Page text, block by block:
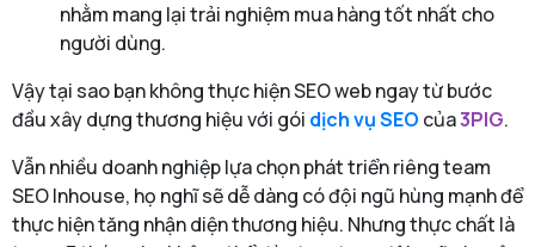
nhằm mang lại trải nghiệm mua hàng tốt nhất cho
người dùng.
Vậy tại sao bạn không thực hiện SEO web ngay từ bước
đầu xây dựng thương hiệu với gói dịch vụ SEO của3PIG.
Vẫn nhiều doanh nghiệp lựa chọn phát triển riêng team
SEO Inhouse, họ nghĩ sẽ dễ dàng có đội ngũ hùng mạnh để
thực hiện tăng nhận diện thương hiệu. Nhưng thực chất là